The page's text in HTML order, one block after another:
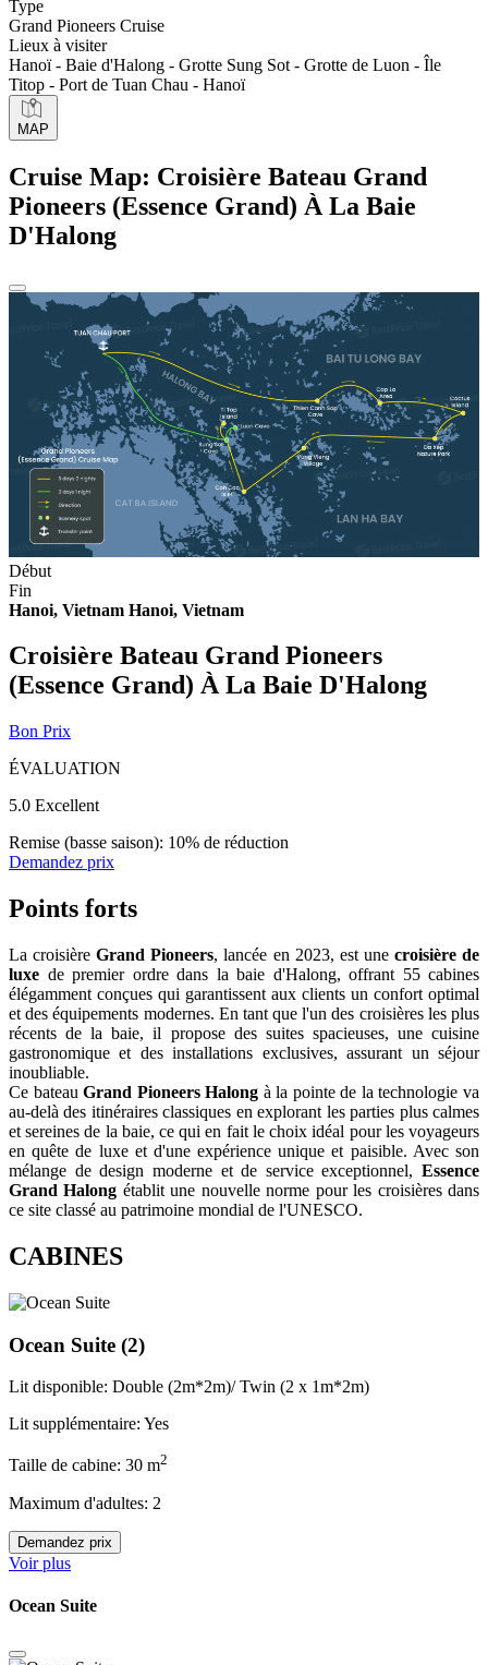
Type
Grand Pioneers Cruise
Lieux à visiter
Hanoï - Baie d'Halong - Grotte Sung Sot - Grotte de Luon - Île
Titop - Port de Tuan Chau - Hanoï
MAP
Cruise Map: Croisière Bateau Grand
Pioneers (Essence Grand) À La Baie
D'Halong
Début
Fin
Hanoi, Vietnam Hanoi, Vietnam
Croisière Bateau Grand Pioneers
(Essence Grand) À La Baie D'Halong
Bon Prix
ÉVALUATION
5.0 Excellent
Remise (basse saison): 10% de réduction
Demandez prix
Points forts
La croisière Grand Pioneers, lancée en 2023, est une croisière de
luxe de premier ordre dans la baie d'Halong, offrant 55 cabines
élégamment conçues qui garantissent aux clients un confort optimal
et des équipements modernes. En tant que l'un des croisières les plus
récents de la baie, il propose des suites spacieuses, une cuisine
gastronomique et des installations exclusives, assurant un séjour
inoubliable.
Ce bateauGrand Pioneers Halong à la pointe de la technologie va
au-delà des itinéraires classiques en explorant les parties plus calmes
et sereines de la baie, ce qui en fait le choix idéal pour les voyageurs
en quête de luxe et d'une expérience unique et paisible. Avec son
mélange de design moderne et de service exceptionnel, Essence
Grand Halong établit une nouvelle norme pour les croisières dans
ce site classé au patrimoine mondial de l'UNESCO.
CABINES
Ocean Suite (2)
Lit disponible: Double (2m*2m)/ Twin (2 x 1m*2m)
Lit supplémentaire: Yes
Taille de cabine: 30 m2
Maximum d'adultes: 2
Demandez prix
Voir plus
Ocean Suite